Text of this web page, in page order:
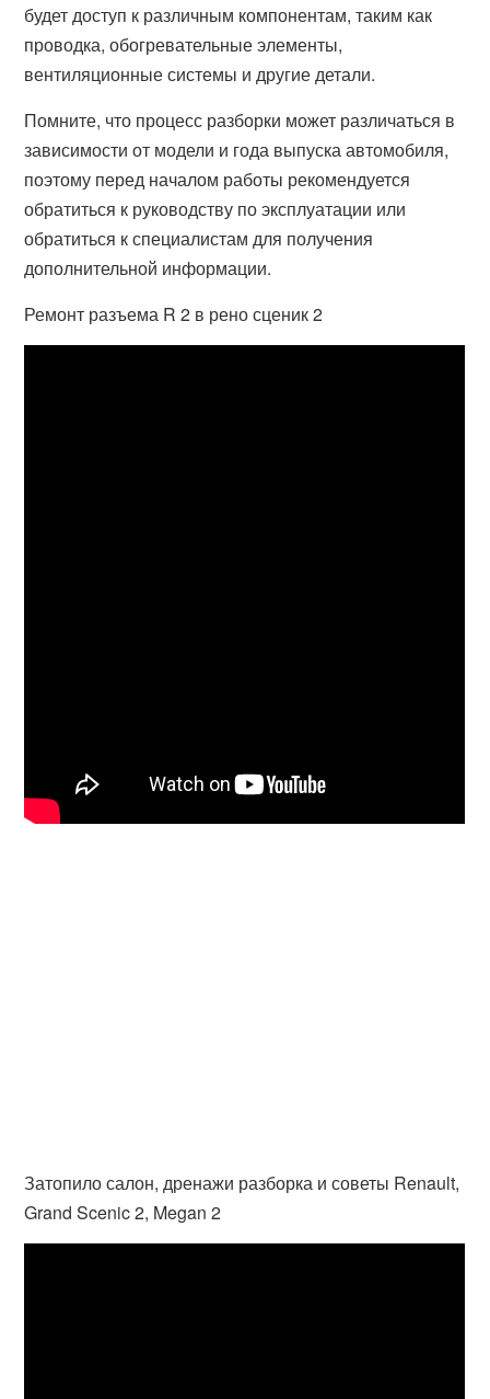
будет доступ к различным компонентам, таким как
проводка, обогревательные элементы,
вентиляционные системы и другие детали.
Помните, что процесс разборки может различаться в
зависимости от модели и года выпуска автомобиля,
поэтому перед началом работы рекомендуется
обратиться к руководству по эксплуатации или
обратиться к специалистам для получения
дополнительной информации.
Ремонт разъема R 2 в рено сценик 2
Затопило салон, дренажи разборка и советы Renault,
Grand Scenic 2, Megan 2